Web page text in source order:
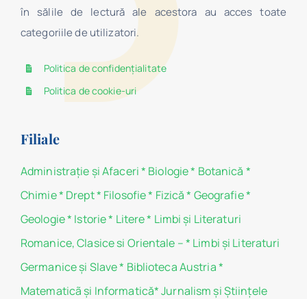
în sălile de lectură ale acestora au acces toate
categoriile de utilizatori.
Politica de confidențialitate
Politica de cookie-uri
Filiale
Administraţie şi Afaceri* Biologie* Botanică *
Chimie* Drept* Filosofie* Fizică * Geografie*
Geologie* Istorie* Litere* Limbi și Literaturi
Romanice, Clasice si Orientale –* Limbi și Literaturi
Germanice şi Slave* Biblioteca Austria*
Matematicã și Informatică*Jurnalism şi Ştiinţele